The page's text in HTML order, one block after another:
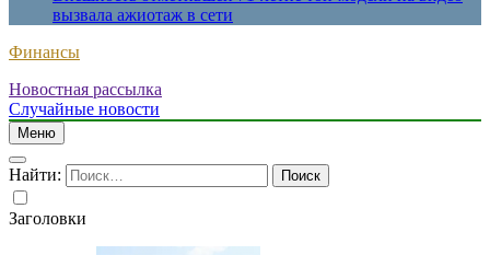
вызвала ажиотаж в сети
Финансы
Новостная рассылка
Случайные новости
Меню
Найти:
Заголовки